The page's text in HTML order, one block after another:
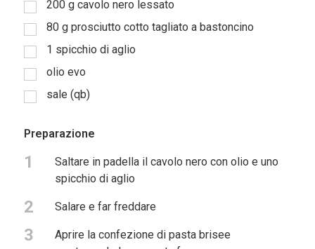
200 g cavolo nero lessato
80 g prosciutto cotto tagliato a bastoncino
1 spicchio di aglio
olio evo
sale (qb)
Preparazione
1
Saltare in padella il cavolo nero con olio e uno
spicchio di aglio
2 Salare e far freddare
3
Aprire la confezione di pasta brisee